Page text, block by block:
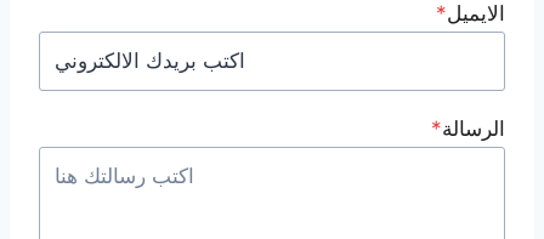
الايميل*
الرسالة*